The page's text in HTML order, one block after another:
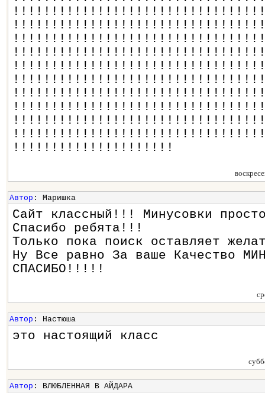
!!!!!!!!!!!!!!!!!!!!!
Автор : Маришка
Сайт классный!!! Минусовки
Спасибо ребята!!!
Только пока поиск оставляет
Ну Все равно За ваше Качество
СПАСИБО!!!!!
Автор : Настюша
это настоящий класс
Автор : ВЛЮБЛЕННАЯ В АЙДАРА